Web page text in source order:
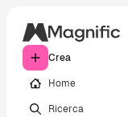
Crea
Home
Ricerca